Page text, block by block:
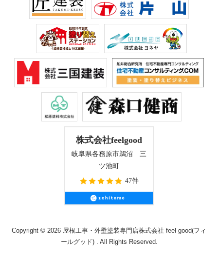
株式会社feelgood
岐阜県各務原市鵜沼 三
ツ池町
47件
Copyright © 2026 屋根工事・外壁塗装専門店株式会社 feel good(フィ
ールグッド) . All Rights Reserved.